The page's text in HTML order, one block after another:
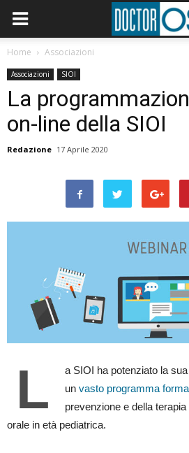
Home Associazioni
Associazioni SIOI
La
on-line della SIOI
Redazione 17 Aprile 2020
L
a SIOI ha potenziato la
un vasto programma
prevenzione e della
orale in età pediatrica.